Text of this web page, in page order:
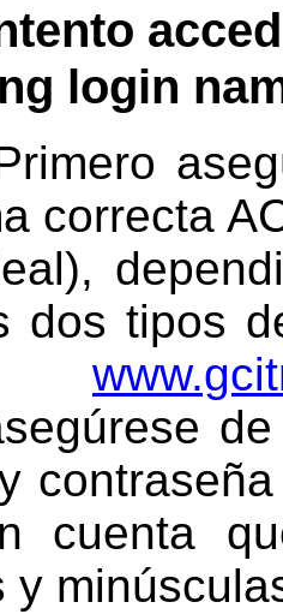
login
correcta
dos tipos
cuenta
y